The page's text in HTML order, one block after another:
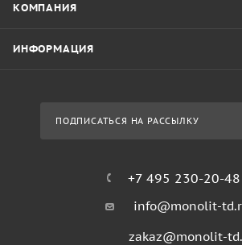
КОМПАНИЯ
ИНФОРМАЦИЯ
ПОДПИСАТЬСЯ НА РАССЫЛКУ
+7 495 230-20-48
info@monolit-
zakaz@monolit-